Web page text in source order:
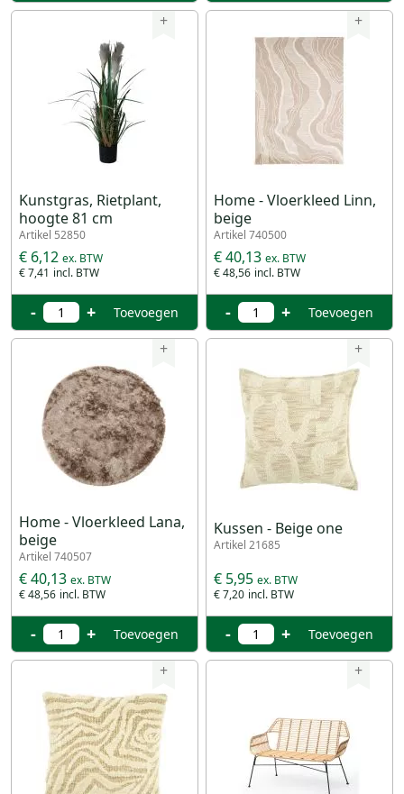
+
Kunstgras, Rietplant,
hoogte 81 cm
Artikel 52850
€ 7,41
€ 6,12
- + Toevoegen
+
Home - Vloerkleed Linn,
beige
Artikel 740500
€ 48,56
€ 40,13
- + Toevoegen
+
Home - Vloerkleed Lana,
beige
Artikel 740507
€ 48,56
€ 40,13
- + Toevoegen
+
Kussen - Beige one
Artikel 21685
€ 7,20
€ 5,95
- + Toevoegen
+ +